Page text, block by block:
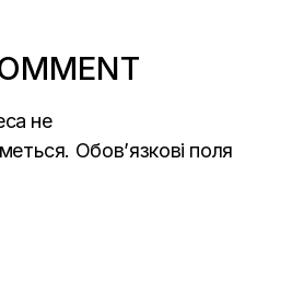
не
Обов’язкові поля